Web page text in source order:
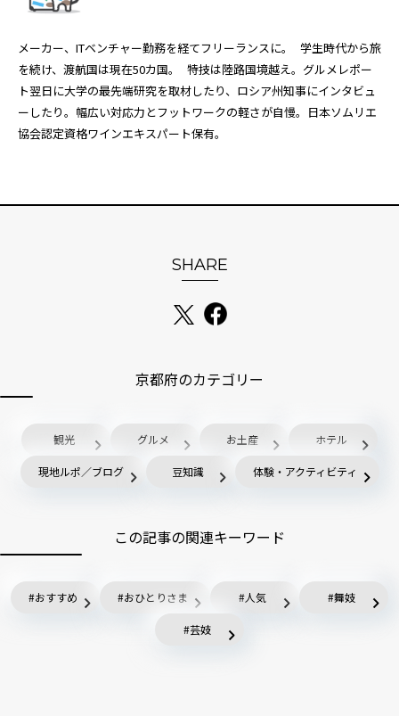
メーカー、ITベンチャー勤務を経てフリーランスに。 学生時代から旅
を続け、渡航国は現在50カ国。 特技は陸路国境越え。グルメレポー
ト翌日に大学の最先端研究を取材したり、ロシア州知事にインタビュ
ーしたり。幅広い対応力とフットワークの軽さが自慢。日本ソムリエ
協会認定資格ワインエキスパート保有。
SHARE
京都府のカテゴリー
観光 グルメ お土産 ホテル
現地ルポ／ブログ 豆知識 体験・アクティビティ
この記事の関連キーワード
おすすめ おひとりさま 人気 舞妓
芸妓